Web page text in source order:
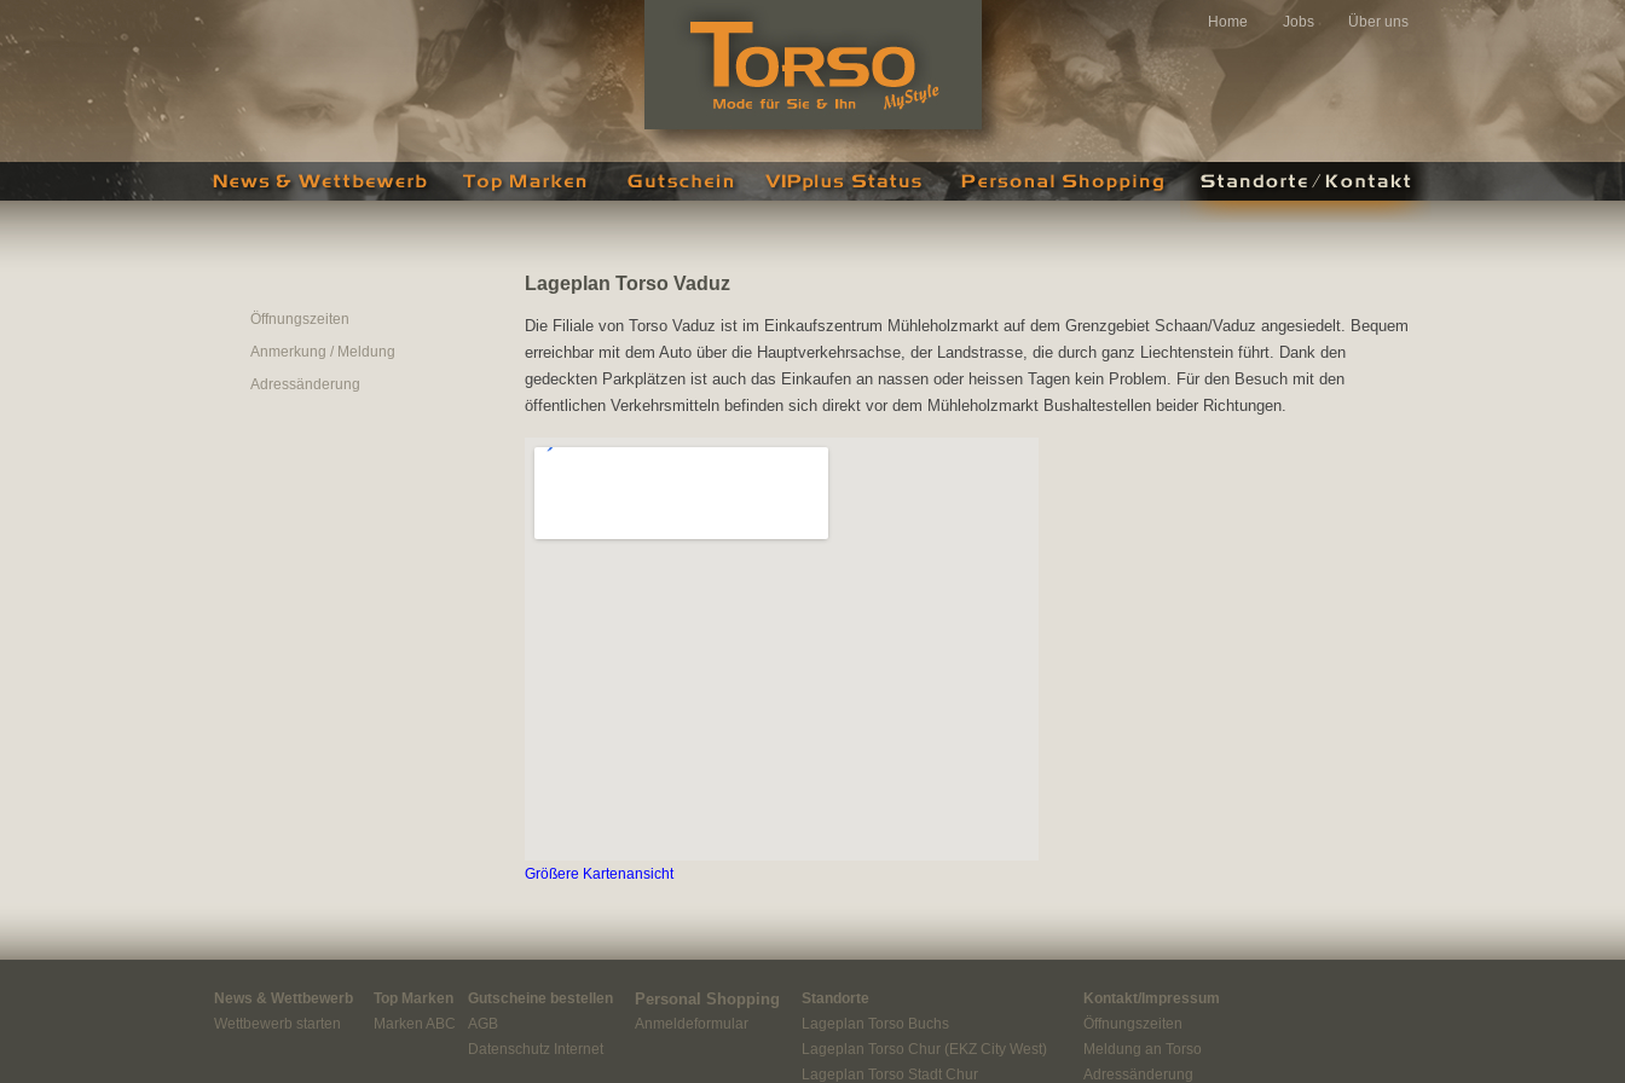
Home Jobs Über uns
Öffnungszeiten
Anmerkung / Meldung
Adressänderung
Lageplan Torso Vaduz
Die Filiale von Torso Vaduz ist im Einkaufszentrum Mühleholzmarkt auf dem Grenzgebiet Schaan/Vaduz angesiedelt. Bequem
erreichbar mit dem Auto über die Hauptverkehrsachse, der Landstrasse, die durch ganz Liechtenstein führt. Dank den
gedeckten Parkplätzen ist auch das Einkaufen an nassen oder heissen Tagen kein Problem. Für den Besuch mit den
öffentlichen Verkehrsmitteln befinden sich direkt vor dem Mühleholzmarkt Bushaltestellen beider Richtungen.
Größere Kartenansicht
News & Wettbewerb
Wettbewerb starten
Top Marken
Marken ABC
Gutscheine bestellen
AGB
Datenschutz Internet
Personal Shopping
Anmeldeformular
Standorte
Lageplan Torso Buchs
Lageplan Torso Chur (EKZ City West)
Lageplan Torso Stadt Chur
Kontakt/Impressum
Öffnungszeiten
Meldung an Torso
Adressänderung